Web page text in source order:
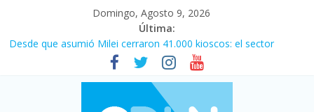
Domingo, Agosto 9, 2026
Última:
Desde que asumió Milei cerraron 41.000 kioscos: el sector
denuncia crisis como en 2001
El agro argentino logró un récord histórico de exportaciones en
Duelo internacional: Falleció Jorge Messi, el papá de Leo